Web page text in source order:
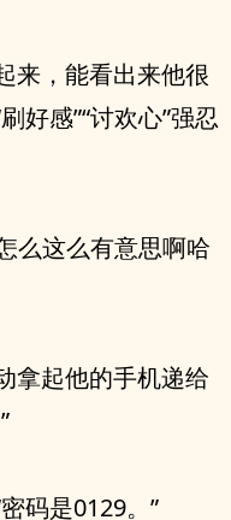
来，能看出来他很
好感”“讨欢心”强忍
么这么有意思啊哈
拿起他的手机递给
码是0129。”